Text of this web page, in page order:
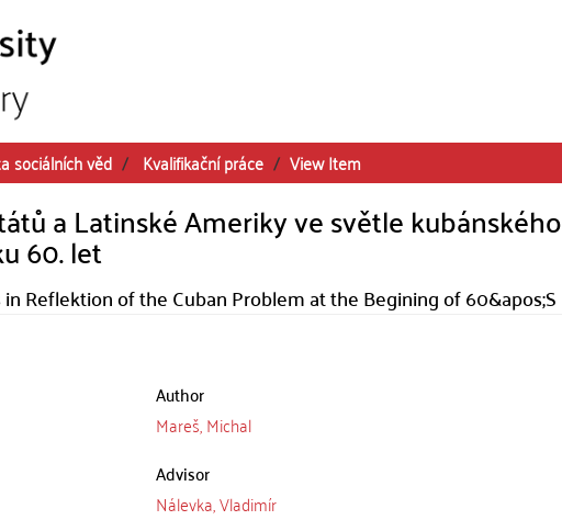
sociálních věd Kvalifikační práce View Item
a Latinské Ameriky ve světle kubánského
60. let
in Reflektion of the Cuban Problem at the Begining of 60&apos;S
Author
Mareš, Michal
Advisor
Nálevka, Vladimír